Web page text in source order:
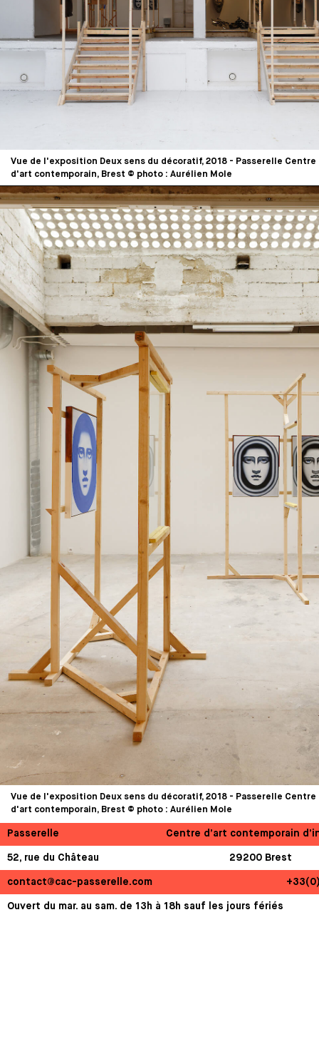
Vue de l'exposition Deux sens du décoratif, 2018 - Passerelle Centre
d'art contemporain, Brest © photo : Aurélien Mole
Vue de l'exposition Deux sens du décoratif, 2018 - Passerelle Centre
d'art contemporain, Brest © photo : Aurélien Mole
Passerelle Centre d’art contemporain
52, rue du Château 29200 Brest
contact@cac-passerelle.com
Ouvert du mar. au sam. de 13h à 18h sauf les jours fériés